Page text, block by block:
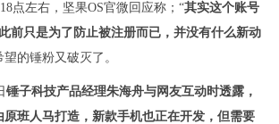
点左右，坚果OS官微回应称；“其实这个账号
前只是为了防止被注册而已，并没有什么新动
的锤粉又破灭了。
锤子科技产品经理朱海舟与网友互动时透露，
班人马打造，新款手机也正在开发，但需要